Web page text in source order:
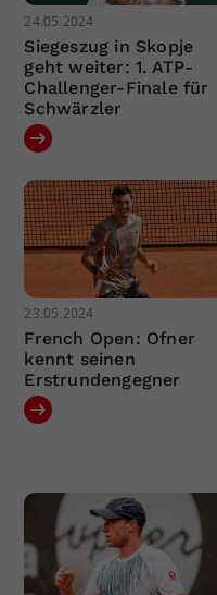
24.05.2024
Siegeszug in Skopje
geht weiter: 1. ATP-
Challenger-Finale für
Schwärzler
23.05.2024
French Open: Ofner
kennt seinen
Erstrundengegner